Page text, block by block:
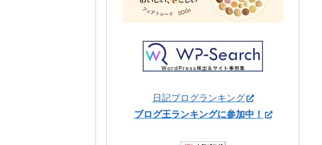
日記ブログランキング
ブログ王ランキングに参加中！